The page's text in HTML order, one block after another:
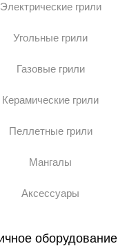
Электрические грили
Угольные грили
Газовые грили
Керамические грили
Пеллетные грили
Мангалы
Аксессуары
оборудование